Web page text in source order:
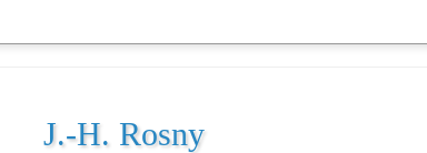
J.-H. Rosny